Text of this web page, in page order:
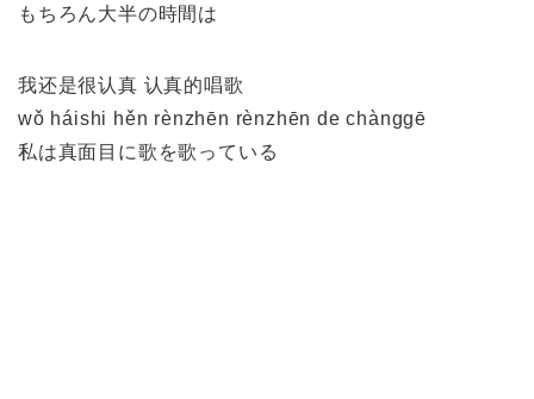
もちろん大半の時間は
我还是很认真 认真的唱歌
wǒ háishi hěn rènzhēn rènzhēn de chànggē
私は真面目に歌を歌っている